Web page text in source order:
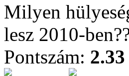
Milyen
lesz 2010-
Pontszám: 2.33